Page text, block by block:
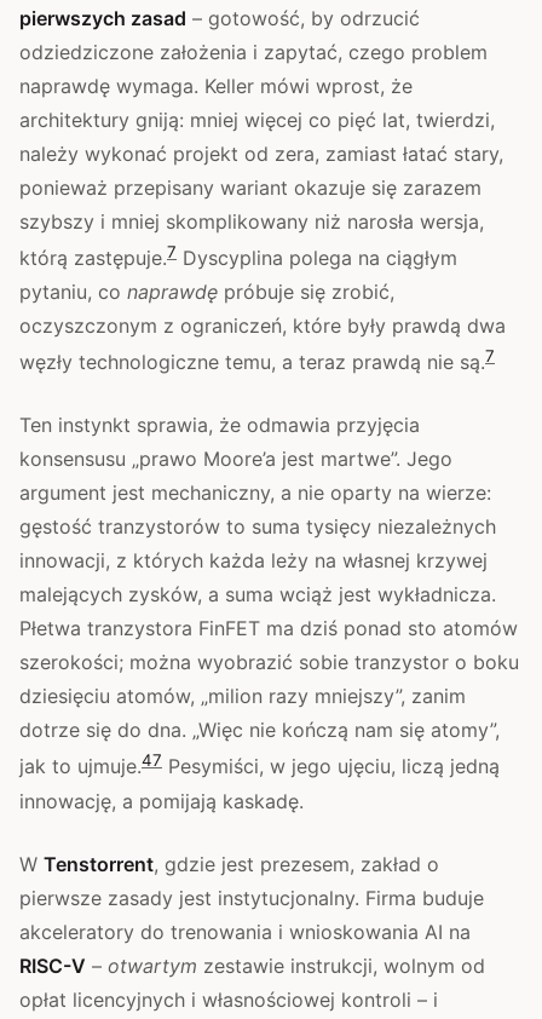
pierwszych zasad – gotowość, by odrzucić
odziedziczone założenia i zapytać, czego problem
naprawdę wymaga. Keller mówi wprost, że
architektury gniją: mniej więcej co pięć lat, twierdzi,
należy wykonać projekt od zera, zamiast łatać stary,
ponieważ przepisany wariant okazuje się zarazem
szybszy i mniej skomplikowany niż narosła wersja,
którą zastępuje.7 Dyscyplina polega na ciągłym
pytaniu, co naprawdę próbuje się zrobić,
oczyszczonym z ograniczeń, które były prawdą dwa
węzły technologiczne temu, a teraz prawdą nie są.7
Ten instynkt sprawia, że odmawia przyjęcia
konsensusu „prawo Moore’a jest martwe”. Jego
argument jest mechaniczny, a nie oparty na wierze:
gęstość tranzystorów to suma tysięcy niezależnych
innowacji, z których każda leży na własnej krzywej
malejących zysków, a suma wciąż jest wykładnicza.
Płetwa tranzystora FinFET ma dziś ponad sto atomów
szerokości; można wyobrazić sobie tranzystor o boku
dziesięciu atomów, „milion razy mniejszy”, zanim
dotrze się do dna. „Więc nie kończą nam się atomy”,
jak to ujmuje.47 Pesymiści, w jego ujęciu, liczą jedną
innowację, a pomijają kaskadę.
W Tenstorrent, gdzie jest prezesem, zakład o
pierwsze zasady jest instytucjonalny. Firma buduje
akceleratory do trenowania i wnioskowania AI na
RISC-V – otwartym zestawie instrukcji, wolnym od
opłat licencyjnych i własnościowej kontroli – i